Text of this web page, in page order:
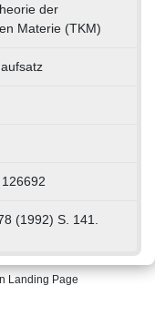
der
Materie (TKM)
(1992) S. 141.
Landing Page